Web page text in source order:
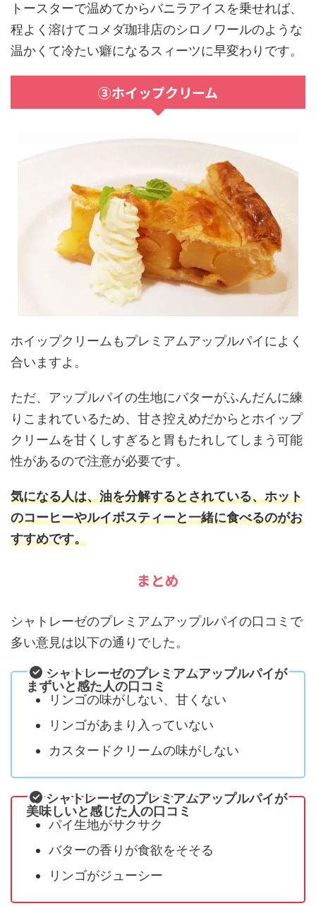
トースターで温めてからバニラアイスを乗せれば、
程よく溶けてコメダ珈琲店のシロノワールのような
温かくて冷たい癖になるスィーツに早変わりです。
③ホイップクリーム
ホイップクリームもプレミアムアップルパイによく
合いますよ。
ただ、アップルパイの生地にバターがふんだんに練
りこまれているため、甘さ控えめだからとホイップ
クリームを甘くしすぎると胃もたれしてしまう可能
性があるので注意が必要です。
気になる人は、油を分解するとされている、ホット
のコーヒーやルイボスティーと一緒に食べるのがお
すすめです。
まとめ
シャトレーゼのプレミアムアップルパイの口コミで
多い意見は以下の通りでした。
シャトレーゼのプレミアムアップルパイが
まずいと感た人の口コミ
リンゴの味がしない、甘くない
リンゴがあまり入っていない
カスタードクリームの味がしない
シャトレーゼのプレミアムアップルパイが
美味しいと感じた人の口コミ
パイ生地がサクサク
バターの香りが食欲をそそる
リンゴがジューシー